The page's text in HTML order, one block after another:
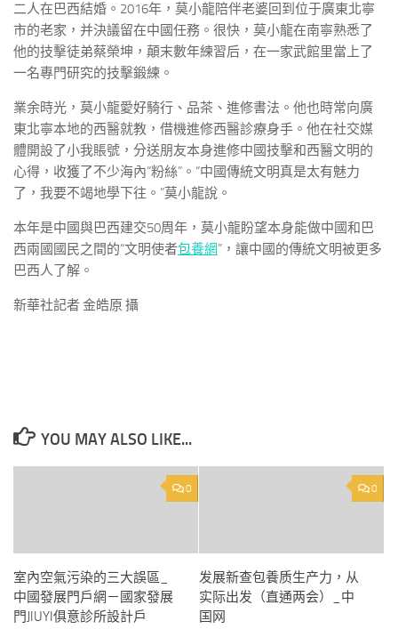
二人在巴西結婚。2016年，莫小龍陪伴老婆回到位于廣東北寧
市的老家，并決議留在中國任務。很快，莫小龍在南寧熟悉了
他的技擊徒弟蔡榮坤，顛末數年練習后，在一家武館里當上了
一名專門研究的技擊鍛練。
業余時光，莫小龍愛好騎行、品茶、進修書法。他也時常向廣
東北寧本地的西醫就教，借機進修西醫診療身手。他在社交媒
體開設了小我賬號，分送朋友本身進修中國技擊和西醫文明的
心得，收獲了不少海內“粉絲”。“中國傳統文明真是太有魅力
了，我要不竭地學下往。”莫小龍說。
本年是中國與巴西建交50周年，莫小龍盼望本身能做中國和巴
西兩國國民之間的“文明使者包養網”，讓中國的傳統文明被更多
巴西人了解。
新華社記者 金皓原 攝
YOU MAY ALSO LIKE...
0
室內空氣污染的三大誤區_
中國發展門戶網－國家發展
門JIUYI俱意診所設計戶
0
发展新查包養质生产力，从
实际出发（直通两会）_中
国网